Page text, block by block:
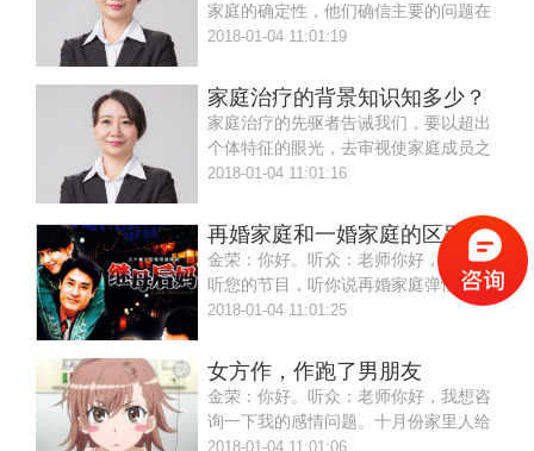
家庭的确定性，他们确信主要的问题在
于个别病
2018-01-04 11:01:19
家庭治疗的背景知识知多少？
家庭治疗的先驱者告诫我们，要以超出
个体特征的眼光，去审视使家庭成员之
所以构成一个家庭的模式;家庭是由
2018-01-04 11:01:16
再婚家庭和一婚家庭的区别在哪里？
金荣：你好。听众：老师你好，我以前
听您的节目，听你说再婚家庭弹性小，
我想问一下再婚家庭和一婚家庭的区
2018-01-04 11:01:25
女方作，作跑了男朋友
金荣：你好。听众：老师你好，我想咨
询一下我的感情问题。十月份家里人给
我介绍了一个对象，我们两算是熟悉
2018-01-04 11:01:06